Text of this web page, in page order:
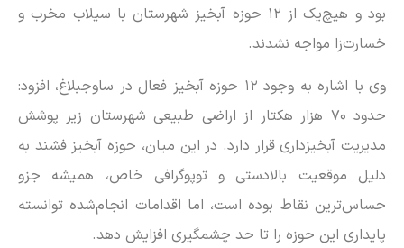
بود و هیچ‌یک از ۱۲ حوزه آبخیز شهرستان با سیلاب مخرب و
خسارت‌زا مواجه نشدند.
وی با اشاره به وجود ۱۲ حوزه آبخیز فعال در ساوجبلاغ، افزود:
حدود ۷۰ هزار هکتار از اراضی طبیعی شهرستان زیر پوشش
مدیریت آبخیزداری قرار دارد. در این میان، حوزه آبخیز فشند به
دلیل موقعیت بالادستی و توپوگرافی خاص، همیشه جزو
حساس‌ترین نقاط بوده است، اما اقدامات انجام‌شده توانسته
پایداری این حوزه را تا حد چشمگیری افزایش دهد.